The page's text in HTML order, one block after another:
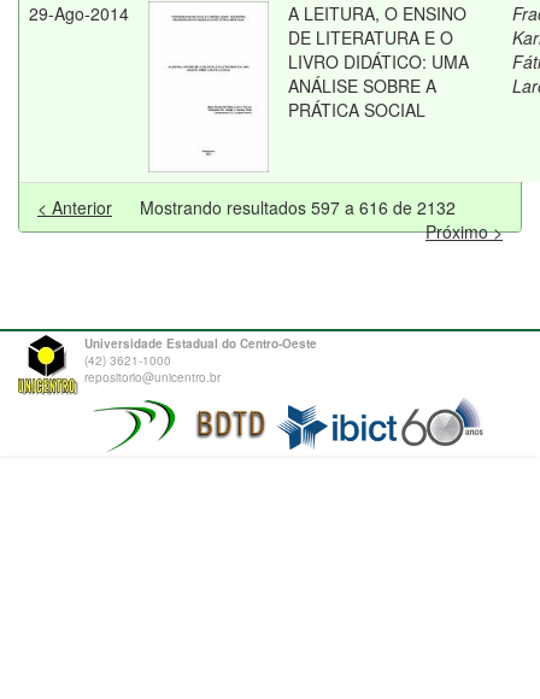
29-Ago-2014
A LEITURA, O ENSINO
DE LITERATURA E O
LIVRO DIDÁTICO: UMA
ANÁLISE SOBRE A
PRÁTICA SOCIAL
Mostrando resultados 597 a 616 de 2132
< Anterior
Próximo >
Universidade Estadual do Centro-Oeste
(42) 3621-1000
repositorio@unicentro.br